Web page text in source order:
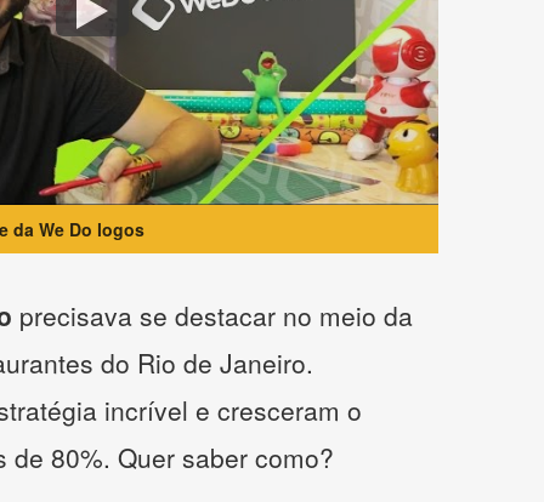
da We Do logos
precisava se destacar no meio da
do Rio de Janeiro.
incrível e cresceram o
de 80%. Quer saber como?